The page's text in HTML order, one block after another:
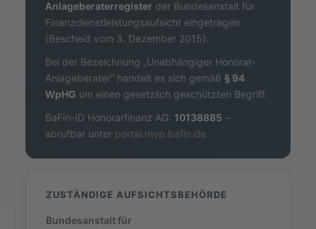
Anlageberaterregister der Bundesanstalt für
Finanzdienstleistungsaufsicht eingetragen
(Bescheid vom 3. Dezember 2015).
Bei der Bezeichnung „Unabhängiger Honorar-
Anlageberater“ handelt es sich gemäß § 94
WpHG um einen gesetzlich geschützten Begriff.
BaFin-ID Honorarfinanz AG: 10138885 –
abrufbar unter portal.mvp.bafin.de
ZUSTÄNDIGE AUFSICHTSBEHÖRDE
Bundesanstalt für